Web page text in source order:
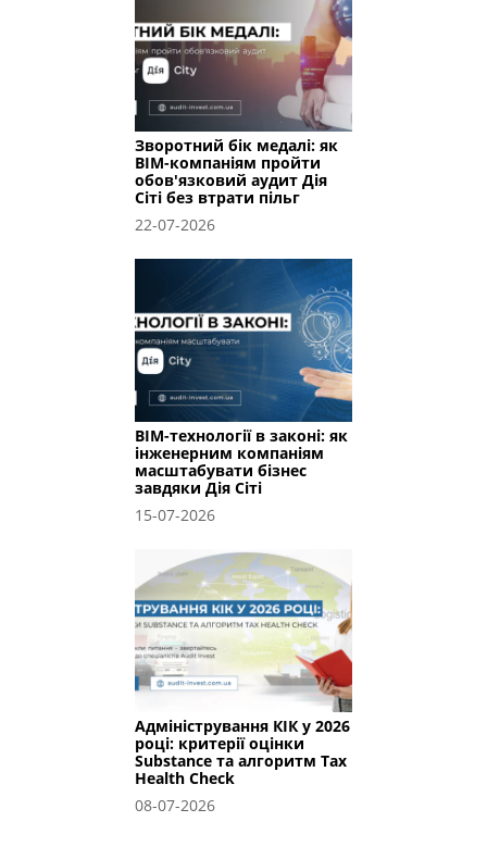
Зворотний бік медалі: як
BIM-компаніям пройти
обов'язковий аудит Дія
Сіті без втрати пільг
22-07-2026
BIM-технології в законі: як
інженерним компаніям
масштабувати бізнес
завдяки Дія Сіті
15-07-2026
Адміністрування КІК у 2026
році: критерії оцінки
Substance та алгоритм Tax
Health Check
08-07-2026